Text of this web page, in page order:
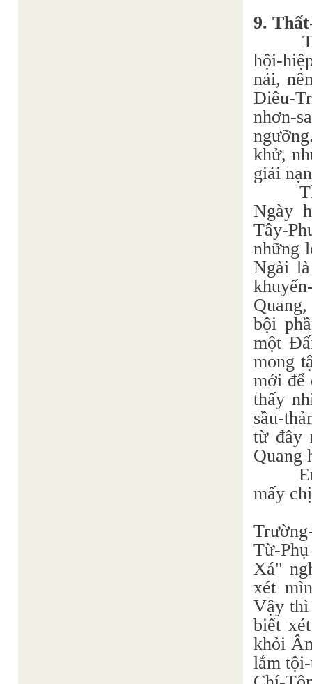
9.
hội-
nải,
Diêu-
nhơn-
khử,
giải
Ngày
Tây-
những
Ngài
bội
một
mong
mới để
thấy
sầu-
từ đây
Quang
mấy
Từ-
Xá"
xét
Vậy thì
biết
khỏi
lắm